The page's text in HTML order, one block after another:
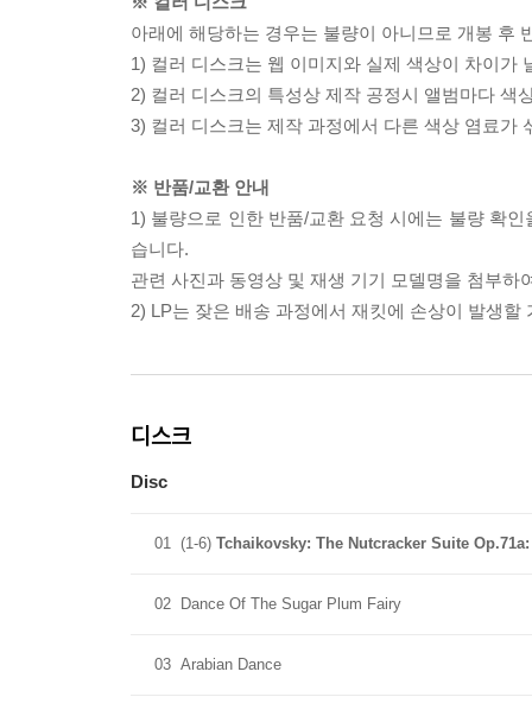
아래에 해당하는 경우는 불량이 아니므로 개봉 후
1) 컬러 디스크는 웹 이미지와 실제 색상이 차이가
2) 컬러 디스크의 특성상 제작 공정시 앨범마다 색
3) 컬러 디스크는 제작 과정에서 다른 색상 염료가
※ 반품/교환 안내
1) 불량으로 인한 반품/교환 요청 시에는 불량 확
습니다.
관련 사진과 동영상 및 재생 기기 모델명을 첨부하
2) LP는 잦은 배송 과정에서 재킷에 손상이 발생
디스크
Disc
01 (1-6) Tchaikovsky: The Nutcracker Suite
02 Dance Of The Sugar Plum Fairy
03 Arabian Dance